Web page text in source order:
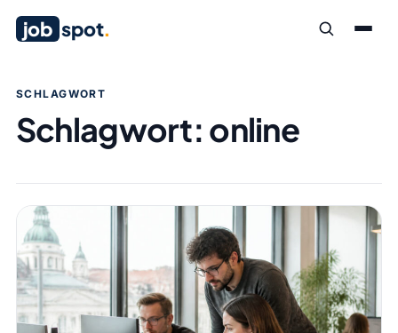
job spot.
SCHLAGWORT
Schlagwort:online